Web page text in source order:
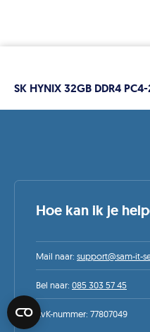
SK HYNIX 32GB DDR4
Hoe kan ik je
Mail naar: support@sam-it-
Bel naar: 085 303 57 45
KvK-nummer: 77807049